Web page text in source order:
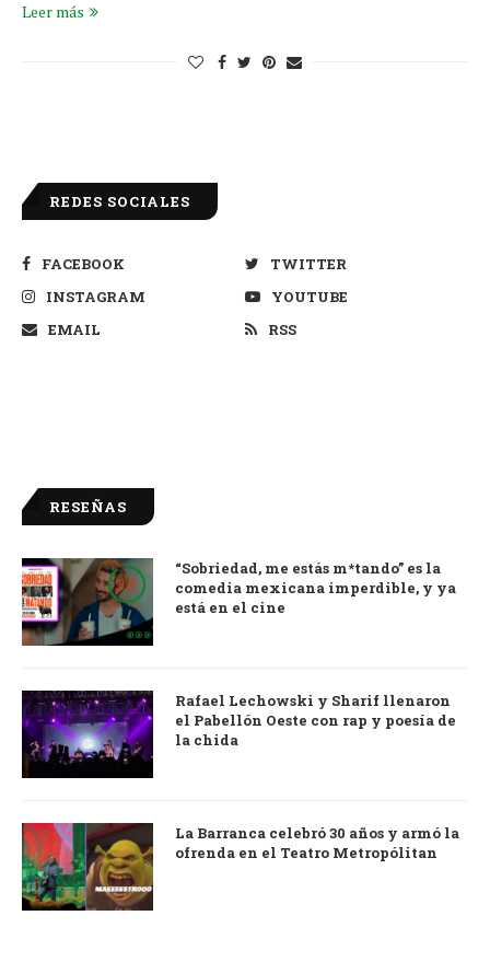
Leer más
REDES SOCIALES
FACEBOOK
TWITTER
INSTAGRAM
YOUTUBE
EMAIL
RSS
RESEÑAS
9.0
“Sobriedad, me estás m*tando” es la
comedia mexicana imperdible, y ya
está en el cine
Rafael Lechowski y Sharif llenaron
el Pabellón Oeste con rap y poesía de
la chida
La Barranca celebró 30 años y armó la
ofrenda en el Teatro Metropólitan